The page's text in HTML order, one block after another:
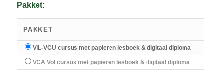
Pakket:
PAKKET
VIL-VCU cursus met papieren lesboek & digitaal diploma
VCA Vol cursus met papieren lesboek & digitaal diploma